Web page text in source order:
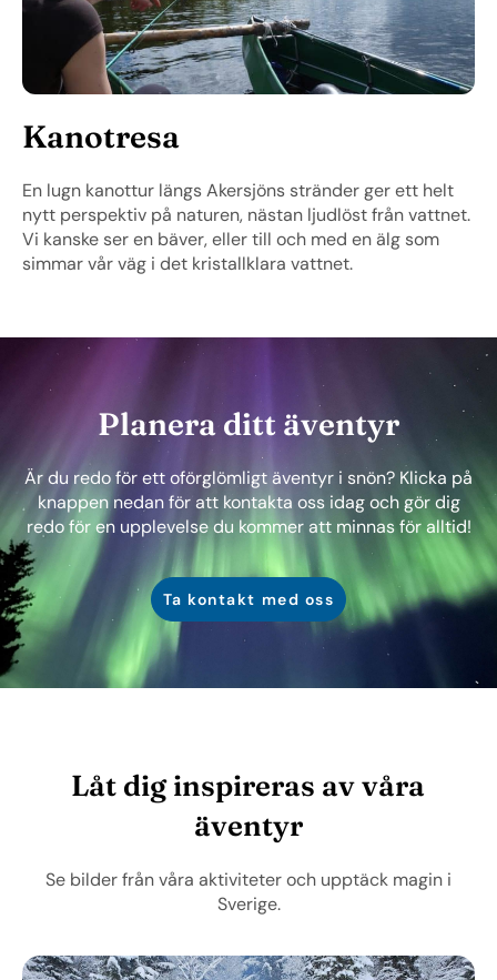
Kanotresa
En lugn kanottur längs Akersjöns stränder ger ett helt
nytt perspektiv på naturen, nästan ljudlöst från vattnet.
Vi kanske ser en bäver, eller till och med en älg som
simmar vår väg i det kristallklara vattnet.
Planera ditt äventyr
Är du redo för ett oförglömligt äventyr i snön? Klicka på
knappen nedan för att kontakta oss idag och gör dig
redo för en upplevelse du kommer att minnas för alltid!
Ta kontakt med oss
Låt dig inspireras av våra
äventyr
Se bilder från våra aktiviteter och upptäck magin i
Sverige.